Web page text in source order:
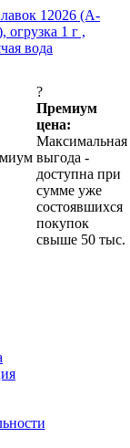
12026 (A-
огрузка 1 г ,
вода
?
Премиум
цена:
Максимальная
выгода -
доступна при
сумме уже
состоявшихся
покупок
свыше 50 тыс.